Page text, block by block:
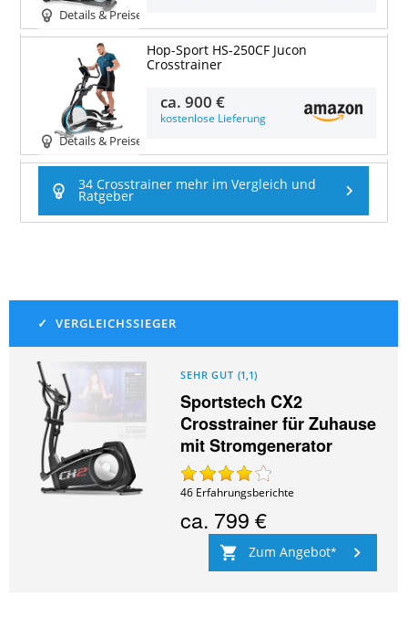
Details & Preise
Details & Preise
Hop-Sport HS-250CF Jucon
Crosstrainer
ca.900 €
kostenlose Lieferung
34 Crosstrainer mehr im Vergleich und
Ratgeber
SEHR GUT (1,1)
Sportstech CX2
Crosstrainer für Zuhause
mit Stromgenerator
46 Erfahrungsberichte
ca. 799 €
Zum Angebot